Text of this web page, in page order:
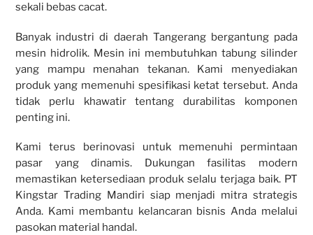
sekali bebas cacat.
Banyak industri di daerah Tangerang bergantung pada
mesin hidrolik. Mesin ini membutuhkan tabung silinder
yang mampu menahan tekanan. Kami menyediakan
produk yang memenuhi spesifikasi ketat tersebut. Anda
tidak perlu khawatir tentang durabilitas komponen
penting ini.
Kami terus berinovasi untuk memenuhi permintaan
pasar yang dinamis. Dukungan fasilitas modern
memastikan ketersediaan produk selalu terjaga baik. PT
Kingstar Trading Mandiri siap menjadi mitra strategis
Anda. Kami membantu kelancaran bisnis Anda melalui
pasokan material handal.